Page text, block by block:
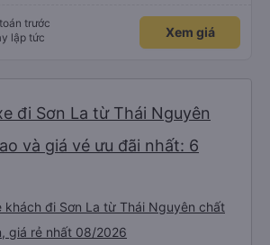
trước
lập tức
Xem giá
đi Sơn La từ Thái Nguyên
và giá vé ưu đãi nhất: 6
khách đi Sơn La từ Thái Nguyên chất
giá rẻ nhất 08/2026